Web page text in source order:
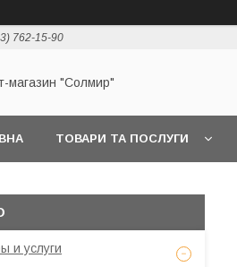
762-15-90
магазин "Солмир"
ТОВАРИ ТА ПОСЛУГИ
и услуги